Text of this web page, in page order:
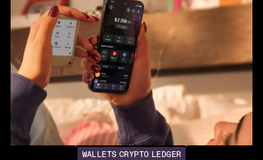
Ledger Stax
Premium sous toutes ses facettes
Ledger Flex
Le nouveau standard
Ledger NanoGen5
WALLETS CRYPTO LEDGER